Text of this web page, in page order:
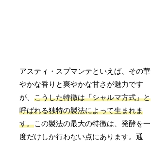
アスティ・スプマンテといえば、その華
やかな香りと爽やかな甘さが魅力です
が、こうした特徴は「シャルマ方式」と
呼ばれる独特の製法によって生まれま
す。この製法の最大の特徴は、発酵を一
度だけしか行わない点にあります。通